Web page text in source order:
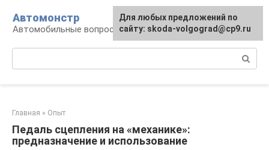
контенту
Автомонстр
Автомобильные вопросы и ответы
Главная » Опыт
Педаль сцепления на «механике»:
предназначение и использование
Для любых предложений по
сайту: skoda-volgograd@cp9.ru